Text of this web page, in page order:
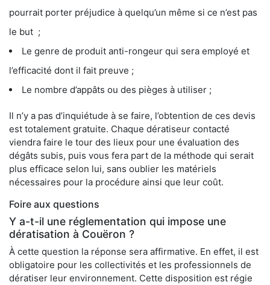
pourrait porter préjudice à quelqu’un même si ce n’est pas
le but ;
Le genre de produit anti-rongeur qui sera employé et
l’efficacité dont il fait preuve ;
Le nombre d’appâts ou des pièges à utiliser ;
Il n’y a pas d’inquiétude à se faire, l’obtention de ces devis
est totalement gratuite. Chaque dératiseur contacté
viendra faire le tour des lieux pour une évaluation des
dégâts subis, puis vous fera part de la méthode qui serait
plus efficace selon lui, sans oublier les matériels
nécessaires pour la procédure ainsi que leur coût.
Foire aux questions
Y a-t-il une réglementation qui impose une
dératisation à Couëron ?
À cette question la réponse sera affirmative. En effet, il est
obligatoire pour les collectivités et les professionnels de
dératiser leur environnement. Cette disposition est régie